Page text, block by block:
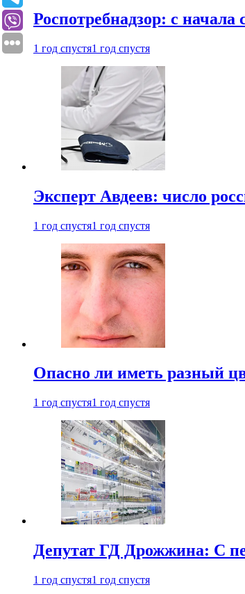
Роспотребнадзор: с
1 год спустя1 год спустя
Эксперт Авдеев: число
1 год спустя1 год спустя
Опасно ли иметь разный
1 год спустя1 год спустя
Депутат ГД Дрожжина: С
1 год спустя1 год спустя